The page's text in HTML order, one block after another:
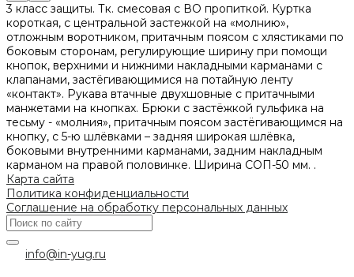
3 класс защиты. Тк. смесовая с ВО пропиткой. Куртка
короткая, с центральной застежкой на «молнию»,
отложным воротником, притачным поясом с хлястиками по
боковым сторонам, регулирующие ширину при помощи
кнопок, верхними и нижними накладными карманами с
клапанами, застёгивающимися на потайную ленту
«контакт». Рукава втачные двухшовные с притачными
манжетами на кнопках. Брюки с застёжкой гульфика на
тесьму - «молния», притачным поясом застёгивающимся на
кнопку, с 5-ю шлёвками – задняя широкая шлёвка,
боковыми внутренними карманами, задним накладным
карманом на правой половинке. Ширина СОП-50 мм. .
Карта сайта
Политика конфиденциальности
Соглашение на обработку персональных данных
info@in-yug.ru